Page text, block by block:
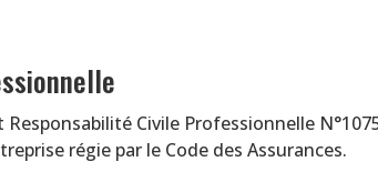
Civile Professionnelle
régie par le Code des Assurances.